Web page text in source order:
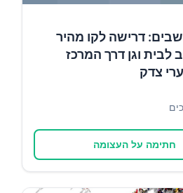
דרישה לקו מהיר
לבית וגן דרך המרכז
צדק
חתימה על העצומה